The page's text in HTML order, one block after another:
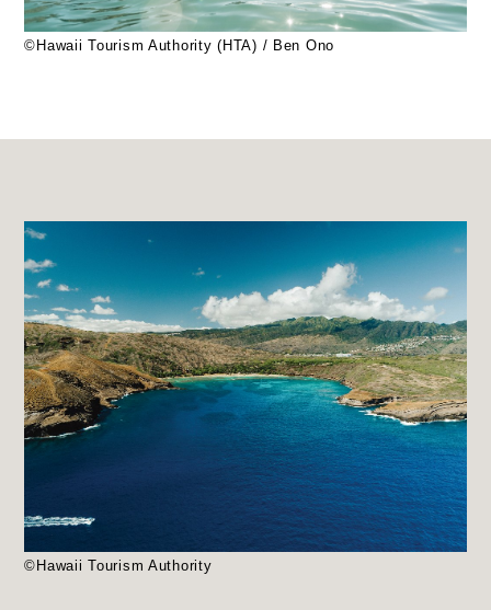
©Hawaii Tourism Authority (HTA) / Ben Ono
©Hawaii Tourism Authority